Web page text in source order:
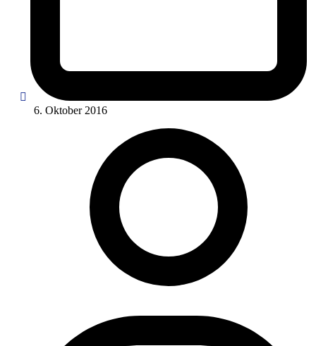
6. Oktober 2016